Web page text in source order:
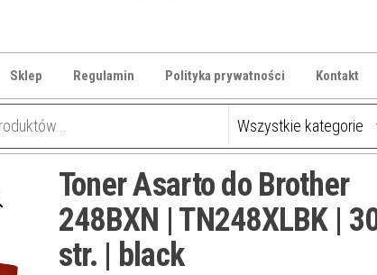
Sklep Regulamin Polityka prywatności Kontakt
Toner Asarto do Brother
248BXN | TN248XLBK |
str. | black